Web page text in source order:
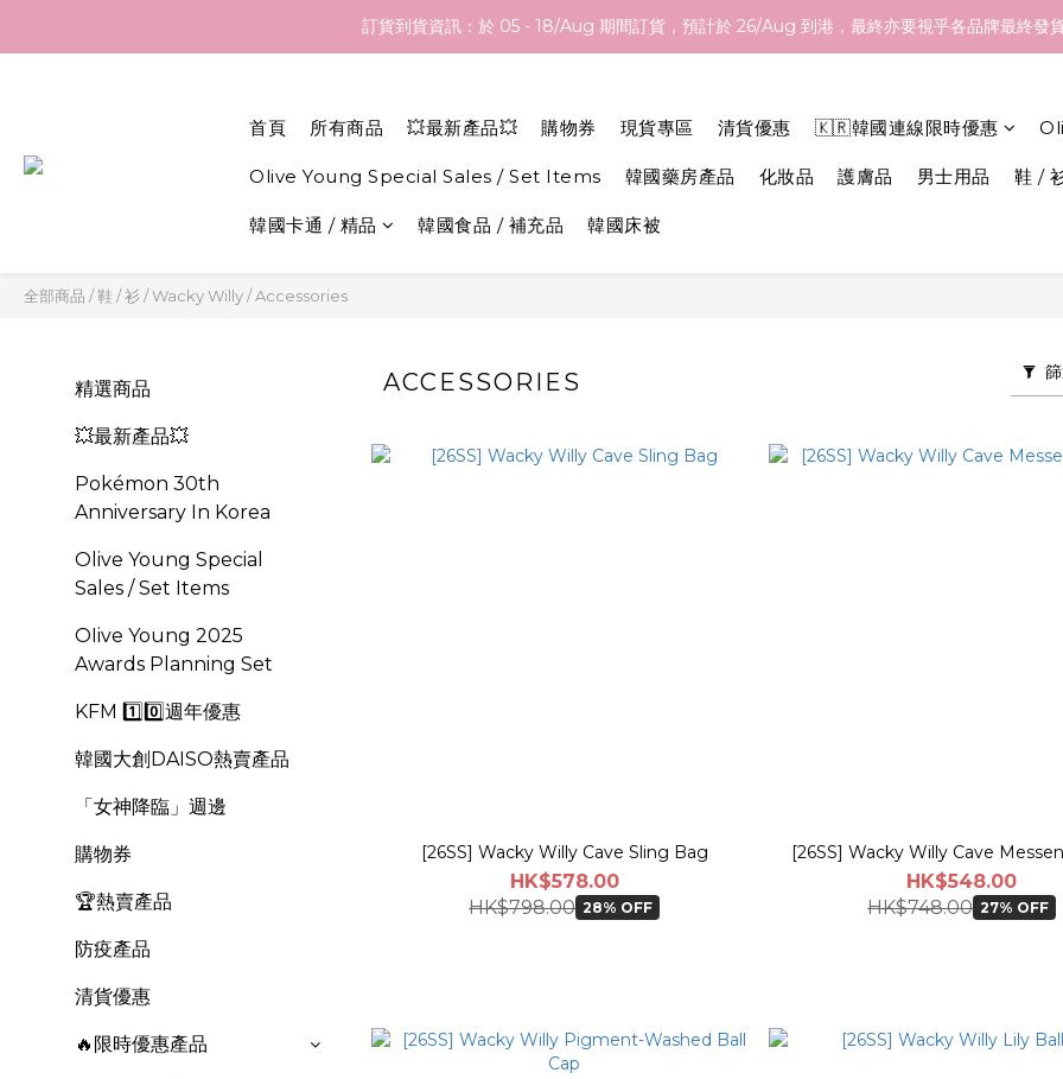
訂貨到貨資訊：於 05 - 18/Aug 期間訂貨，預計於 26/Aug 到港，最終亦要視乎各品牌最終發
如網站內之產品並無您想代購之韓國產品，不論化妝品、護膚品、衫、褲、鞋、家品等等都可以！ 歡迎
首頁 所有商品 💥最新產品💥 購物券 現貨專區 清貨優惠 🇰🇷韓國連線限時優惠
Olive Young Special Sales / Set Items 韓國藥房產品 化妝品 護膚品 男士用品 鞋 /
韓國卡通 / 精品 韓國食品 / 補充品 韓國床被
全部商品 /鞋 / 衫 /Wacky Willy/Accessories
精選商品
💥最新產品💥
Pokémon 30th
Anniversary In Korea
Olive Young Special
Sales / Set Items
OIive Young 2025
Awards Planning Set
KFM 1️⃣0️⃣週年優惠
韓國大創DAISO熱賣產品
「女神降臨」週邊
購物券
🏆熱賣產品
防疫產品
清貨優惠
🔥限時優惠產品
ACCESSORIES
[26SS] Wacky Willy Cave Sling Bag
HK$578.00
HK$798.00 28% OFF
[26SS] Wacky Willy Cave
HK$548.00
HK$748.00 27% OFF